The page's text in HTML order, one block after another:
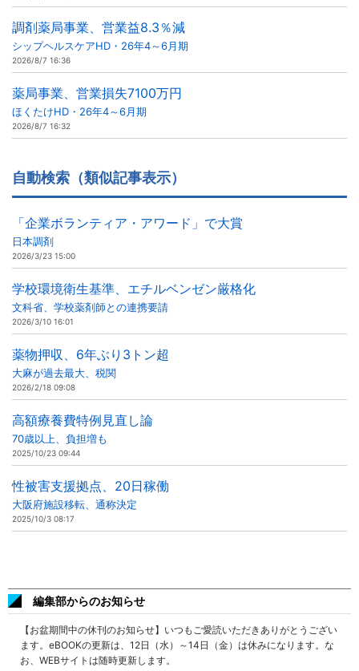
調剤薬局事業、営業益8.3％減
シップヘルスケアHD・26年4～6月期
2026/8/7 16:36
薬局事業、営業損失7100万円
ほくたけHD・26年4～6月期
2026/8/7 16:32
自動検索（類似記事表示）
「企業ボランティア・アワード」で大賞
日本調剤
2026/3/23 15:00
学校環境衛生基準、エチルベンゼン厳格化
文科省、学校薬剤師との連携要請
2026/3/10 16:01
薬物押収、6年ぶり3トン超
大麻が過去最大、税関
2026/2/18 09:08
高額療養費特例見直し論
70歳以上、負担増も
2025/10/23 09:44
性被害支援拠点、20日稼働
大阪府施設移転、通称決定
2025/10/3 08:17
編集部からのお知らせ
【お盆期間中の休刊のお知らせ】いつもご愛読いただきありがとうござい
ます。eBOOKの更新は、12日（水）～14日（金）は休みになります。な
お、WEBサイトは随時更新します。